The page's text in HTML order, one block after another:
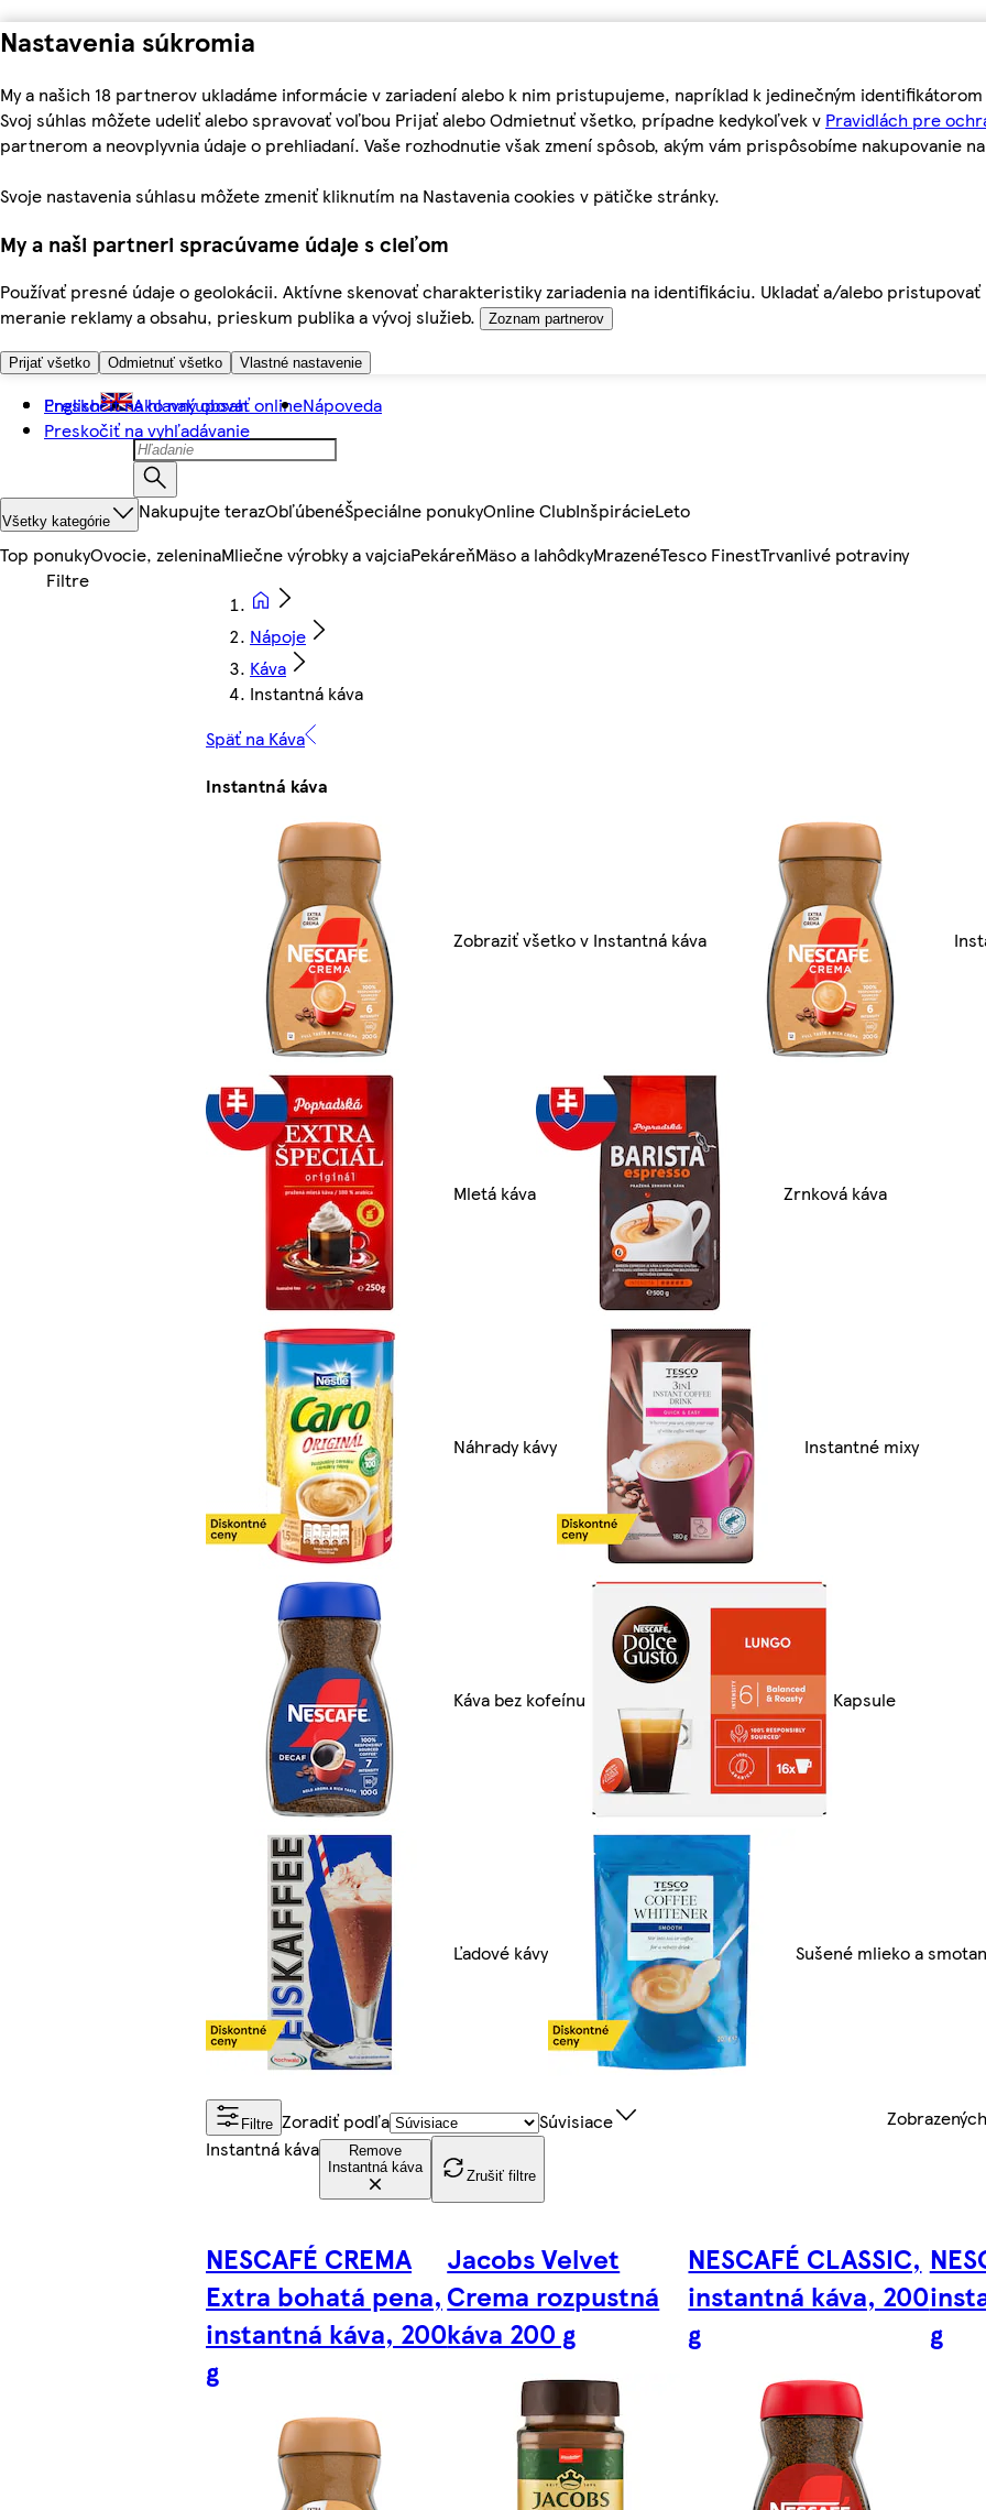
Nastavenia súkromia
My a našich 18 partnerov ukladáme informácie v zariadení alebo k nim pristupujeme, napríklad k jedinečným
Svoj súhlas môžete udeliť alebo spravovať voľbou Prijať alebo Odmietnuť všetko, prípadne kedykoľvek v Pravidlách pre
partnerom a neovplyvnia údaje o prehliadaní. Vaše rozhodnutie však zmení spôsob, akým vám prispôsobíme nakupovanie
Svoje nastavenia súhlasu môžete zmeniť kliknutím na Nastavenia cookies v pätičke stránky.
My a naši partneri spracúvame údaje s cieľom
Používať presné údaje o geolokácii. Aktívne skenovať charakteristiky zariadenia na identifikáciu. Ukladať a/alebo
meranie reklamy a obsahu, prieskum publika a vývoj služieb.
Zoznam partnerov
Prijať všetko Odmietnuť všetko Vlastné nastavenie
Preskočiť na hlavný obsah
Preskočiť na vyhľadávanie
English Ako nakupovať onlineNápoveda
Všetky kategórie Nakupujte terazObľúbenéŠpeciálne ponukyOnline ClubInšpirácieLeto
Top ponukyOvocie, zeleninaMliečne výrobky a vajciaPekáreňMäso a lahôdkyMrazenéTesco FinestTrvanlivé potraviny
Nápoje
Káva
Instantná káva
Späť na Káva
Instantná káva
Zobraziť všetko v Instantná káva
Mletá káva Zrnková káva
Náhrady kávy Instantné mixy
Káva bez kofeínu Kapsule
Ľadové kávy Sušené mlieko a
Filtre Zoradiť podľa Súvisiace
Instantná káva
Remove
Instantná káva
Zrušiť filtre
NESCAFÉ CREMA
Extra bohatá pena,
instantná káva, 200
g
Jacobs Velvet
Crema rozpustná
káva 200 g
NESCAFÉ CLASSIC,
instantná káva, 200
g
g